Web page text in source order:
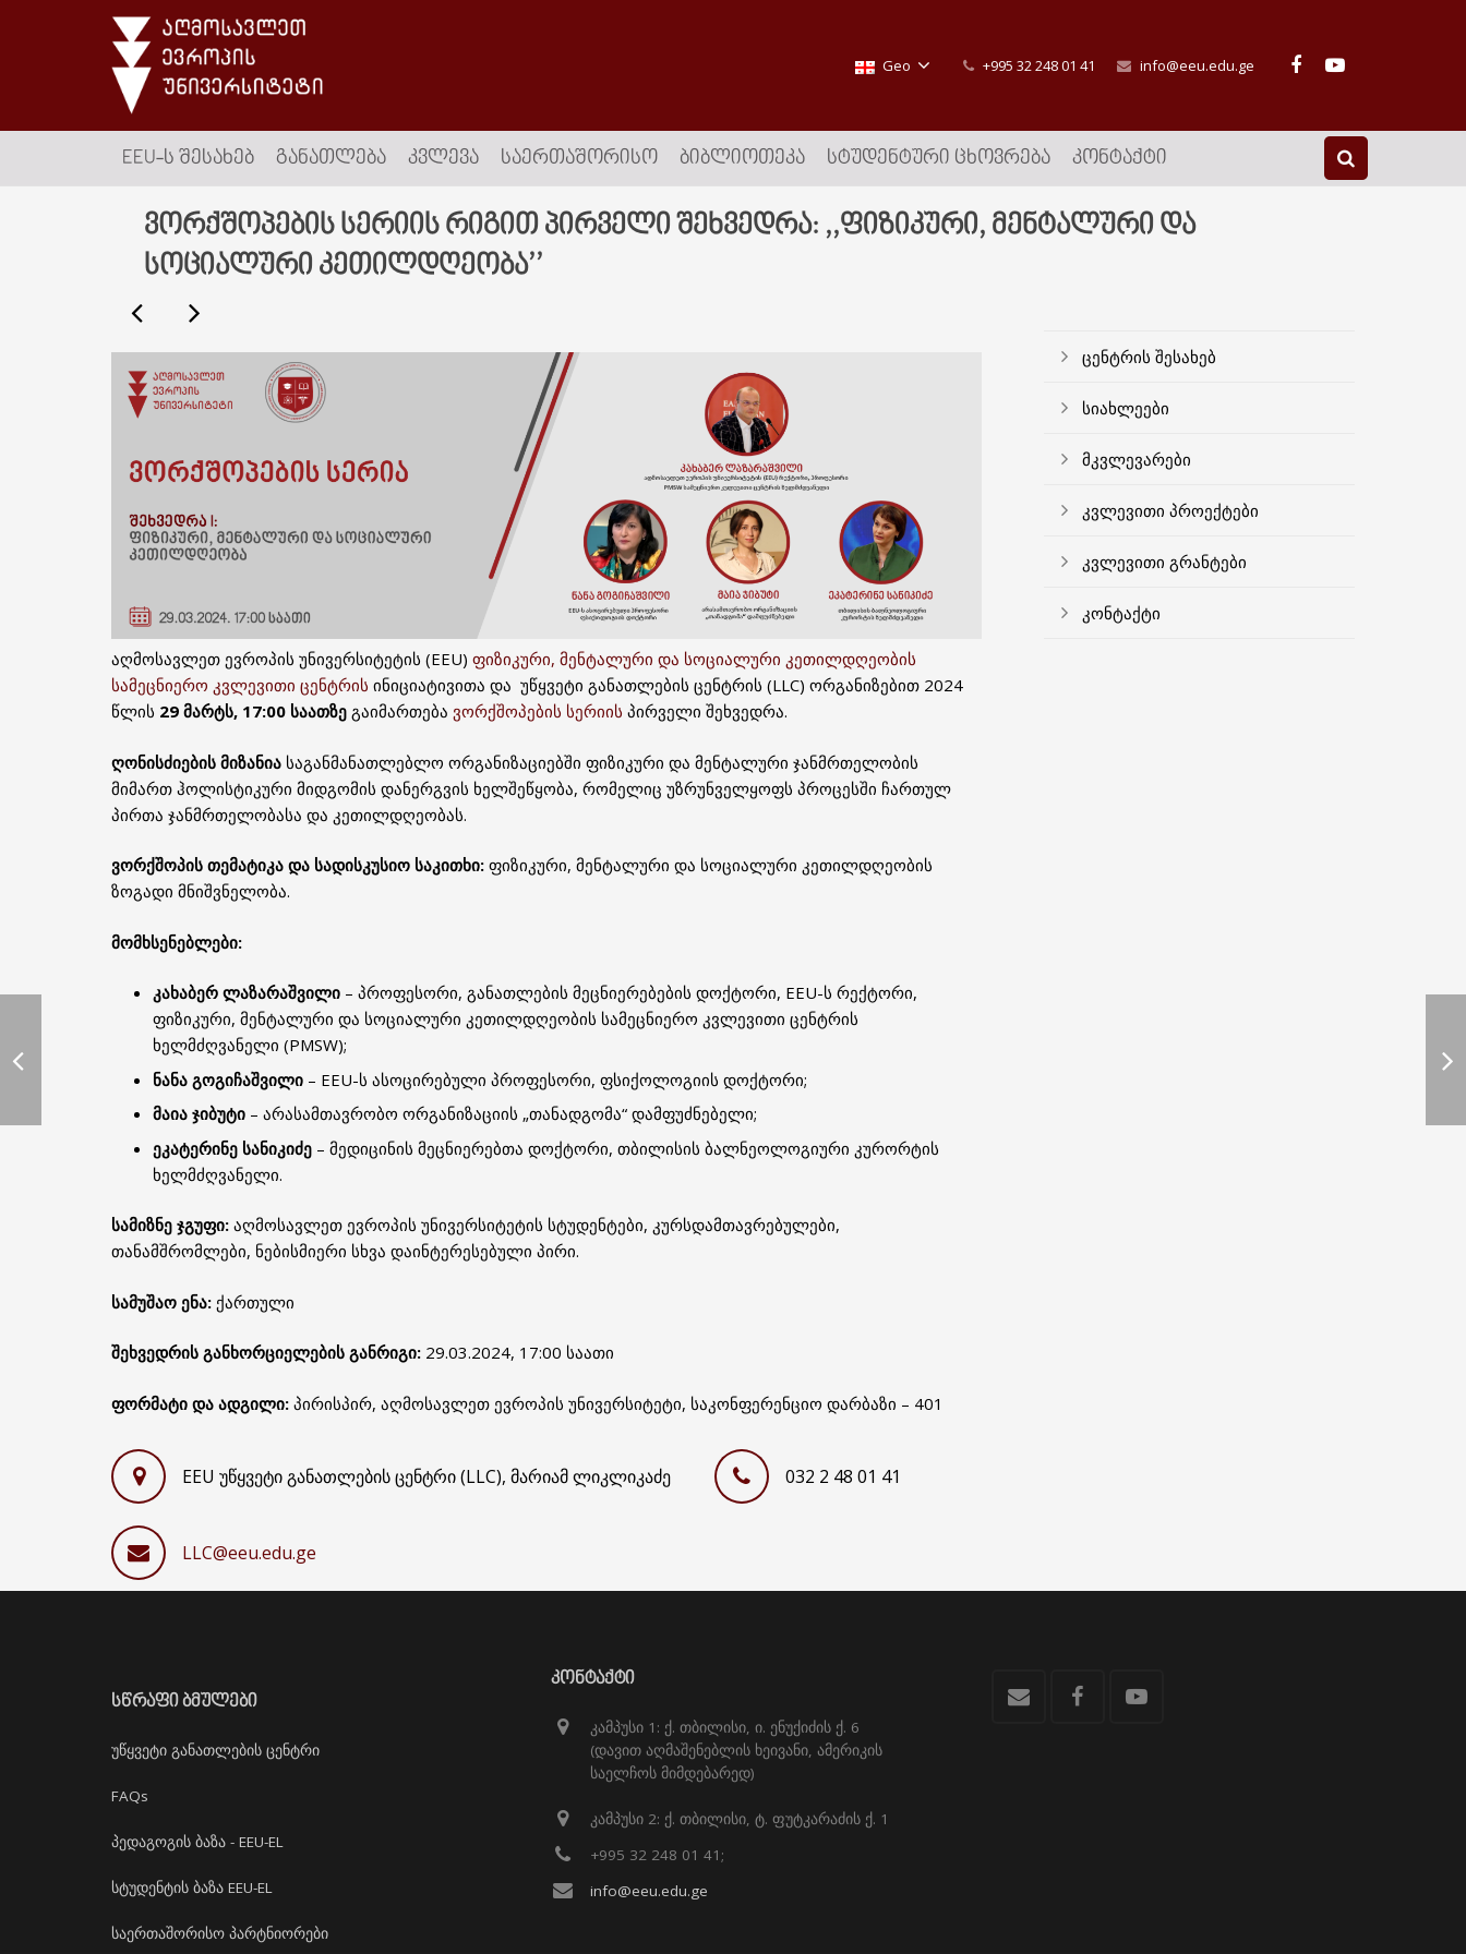
Geo +995 32 248 01 41 info@eeu.edu.ge
EEU-Ს ᲨᲔᲡᲐᲮᲔᲑ ᲒᲐᲜᲐᲗᲚᲔᲑᲐ ᲙᲕᲚᲔᲕᲐ ᲡᲐᲔᲠᲗᲐᲨᲝᲠᲘᲡᲝ ᲑᲘᲑᲚᲘᲝᲗᲔᲙᲐ ᲡᲢᲣᲓᲔᲜᲢᲣᲠᲘ ᲪᲮᲝᲕᲠᲔᲑᲐ ᲙᲝᲜᲢᲐᲥᲢᲘ
ვორქშოპების სერიის რიგით პირველი შეხვედრა: ,,ფიზიკური, მენტალური და
სოციალური კეთილდღეობა’’
აღმოსავლეთ ევროპის უნივერსიტეტის (EEU) ფიზიკური, მენტალური და სოციალური კეთილდღეობის
სამეცნიერო კვლევითი ცენტრის ინიციატივითა და უწყვეტი განათლების ცენტრის (LLC) ორგანიზებით 2024
წლის 29 მარტს, 17:00 საათზე გაიმართება ვორქშოპების სერიის პირველი შეხვედრა.
ღონისძიების მიზანია საგანმანათლებლო ორგანიზაციებში ფიზიკური და მენტალური ჯანმრთელობის
მიმართ ჰოლისტიკური მიდგომის დანერგვის ხელშეწყობა, რომელიც უზრუნველყოფს პროცესში ჩართულ
პირთა ჯანმრთელობასა და კეთილდღეობას.
ვორქშოპის თემატიკა და სადისკუსიო საკითხი: ფიზიკური, მენტალური და სოციალური კეთილდღეობის
ზოგადი მნიშვნელობა.
მომხსენებლები:
კახაბერ ლაზარაშვილი– პროფესორი, განათლების მეცნიერებების დოქტორი, EEU-ს რექტორი,
ფიზიკური, მენტალური და სოციალური კეთილდღეობის სამეცნიერო კვლევითი ცენტრის
ხელმძღვანელი (PMSW);
ნანა გოგიჩაშვილი– EEU-ს ასოცირებული პროფესორი, ფსიქოლოგიის დოქტორი;
მაია ჯიბუტი– არასამთავრობო ორგანიზაციის „თანადგომა“ დამფუძნებელი;
ეკატერინე სანიკიძე– მედიცინის მეცნიერებთა დოქტორი, თბილისის ბალნეოლოგიური კურორტის
ხელმძღვანელი.
სამიზნე ჯგუფი: აღმოსავლეთ ევროპის უნივერსიტეტის სტუდენტები, კურსდამთავრებულები,
თანამშრომლები, ნებისმიერი სხვა დაინტერესებული პირი.
სამუშაო ენა: ქართული
შეხვედრის განხორციელების განრიგი: 29.03.2024, 17:00 საათი
ფორმატი და ადგილი: პირისპირ, აღმოსავლეთ ევროპის უნივერსიტეტი, საკონფერენციო დარბაზი – 401
EEU უწყვეტი განათლების ცენტრი (LLC), მარიამ ლიკლიკაძე 032 2 48 01 41
LLC@eeu.edu.ge
ცენტრის შესახებ
სიახლეები
მკვლევარები
კვლევითი პროექტები
კვლევითი გრანტები
კონტაქტი
ᲡᲬᲠᲐᲤᲘ ᲑᲛᲣᲚᲔᲑᲘ
უწყვეტი განათლების ცენტრი
FAQs
პედაგოგის ბაზა - EEU-EL
სტუდენტის ბაზა EEU-EL
საერთაშორისო პარტნიორები
ᲙᲝᲜᲢᲐᲥᲢᲘ
კამპუსი 1: ქ. თბილისი, ი. ენუქიძის ქ. 6
(დავით აღმაშენებლის ხეივანი, ამერიკის
საელჩოს მიმდებარედ)
კამპუსი 2: ქ. თბილისი, ტ. ფუტკარაძის ქ. 1
+995 32 248 01 41;
info@eeu.edu.ge